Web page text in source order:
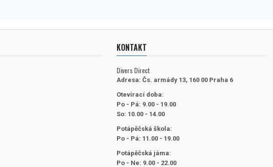
KONTAKT
Divers Direct
Adresa: Čs. armády 13, 160 00 Praha 6
Otevírací doba:
Po - Pá: 9.00 - 19.00
So: 10.00 - 14.00
Potápěčská škola:
Po - Pá: 11.00 - 19.00
Potápěčská jáma:
Po - Ne: 9.00 - 22.00